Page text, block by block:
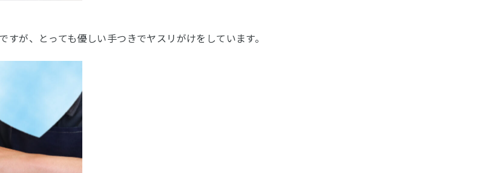
が、とっても優しい手つきでヤスリがけをしています。